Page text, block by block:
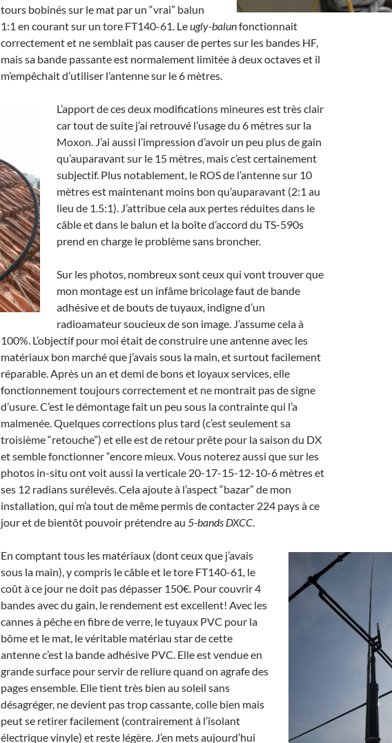
tours bobinés sur le mat par un “vrai” balun
1:1 en courant sur un tore FT140-61. Leugly-balunfonctionnait
correctement et ne semblait pas causer de pertes sur les bandes HF,
mais sa bande passante est normalement limitée à deux octaves et il
m’empêchait d’utiliser l’antenne sur le 6 mètres.
L’apport de ces deux modifications mineures est très clair
car tout de suite j’ai retrouvé l’usage du 6 mètres sur la
Moxon. J’ai aussi l’impression d’avoir un peu plus de gain
qu’auparavant sur le 15 mètres, mais c’est certainement
subjectif. Plus notablement, le ROS de l’antenne sur 10
mètres est maintenant moins bon qu’auparavant (2:1 au
lieu de 1.5:1). J’attribue cela aux pertes réduites dans le
câble et dans le balun et la boîte d’accord du TS-590s
prend en charge le problème sans broncher.
Sur les photos, nombreux sont ceux qui vont trouver que
mon montage est un infâme bricolage faut de bande
adhésive et de bouts de tuyaux, indigne d’un
radioamateur soucieux de son image. J’assume cela à
100%. L’objectif pour moi était de construire une antenne avec les
matériaux bon marché que j’avais sous la main, et surtout facilement
réparable. Après un an et demi de bons et loyaux services, elle
fonctionnement toujours correctement et ne montrait pas de signe
d’usure. C’est le démontage fait un peu sous la contrainte qui l’a
malmenée. Quelques corrections plus tard (c’est seulement sa
troisième “retouche”) et elle est de retour prête pour la saison du DX
et semble fonctionner “encore mieux. Vous noterez aussi que sur les
photos in-situ ont voit aussi la verticale 20-17-15-12-10-6 mètres et
ses 12 radians surélevés. Cela ajoute à l’aspect “bazar” de mon
installation, qui m’a tout de même permis de contacter 224 pays à ce
jour et de bientôt pouvoir prétendre au 5-bands DXCC.
En comptant tous les matériaux (dont ceux que j’avais
sous la main), y compris le câble et le tore FT140-61, le
coût à ce jour ne doit pas dépasser 150€. Pour couvrir 4
bandes avec du gain, le rendement est excellent! Avec les
cannes à pêche en fibre de verre, le tuyaux PVC pour la
bôme et le mat, le véritable matériau star de cette
antenne c’est la bande adhésive PVC. Elle est vendue en
grande surface pour servir de reliure quand on agrafe des
pages ensemble. Elle tient très bien au soleil sans
désagréger, ne devient pas trop cassante, colle bien mais
peut se retirer facilement (contrairement à l’isolant
électrique vinyle) et reste légère. J’en mets aujourd’hui